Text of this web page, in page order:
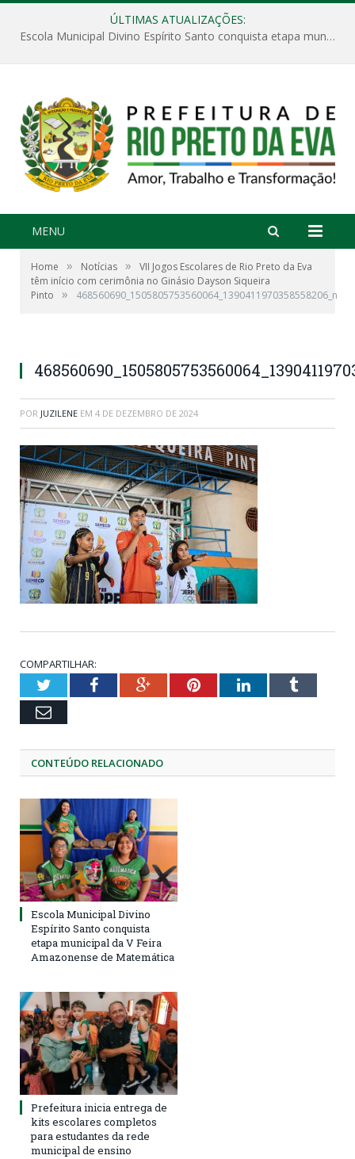
ÚLTIMAS ATUALIZAÇÕES:
Escola Municipal Divino Espírito Santo conquista etapa municipal da V Feira Amazonense de Matemática
MENU
Home » Notícias »
VII Jogos Escolares de Rio Preto da Eva
têm início com cerimônia no Ginásio Dayson Siqueira
Pinto
» 468560690_1505805753560064_1390411970358558206_n
POR JUZILENE EM 4 DE DEZEMBRO DE 2024
COMPARTILHAR:
TwitterFacebookGoogle+PinterestLinkedInTumblr
Email
CONTEÚDO RELACIONADO
Escola Municipal Divino
Espírito Santo conquista
etapa municipal da V Feira
Amazonense de Matemática
Prefeitura inicia entrega de
kits escolares completos
para estudantes da rede
municipal de ensino